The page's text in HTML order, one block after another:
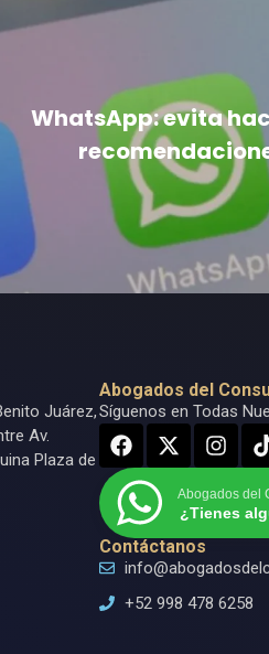
WhatsApp: evita
Juárez,
Av.
Plaza de
Abogados del
Síguenos en Todas
Abogados del
¿Tienes
Contáctanos
+52 998 478 6258